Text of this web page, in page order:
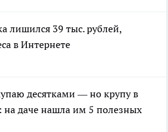
лишился 39 тыс. рублей,
в Интернете
десятками — но крупу в
даче нашла им 5 полезных